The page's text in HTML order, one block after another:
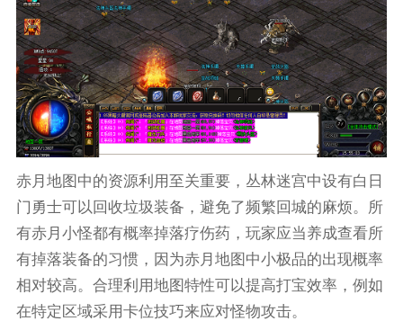
赤月地图中的资源利用至关重要，丛林迷宫中设有白日
门勇士可以回收垃圾装备，避免了频繁回城的麻烦。所
有赤月小怪都有概率掉落疗伤药，玩家应当养成查看所
有掉落装备的习惯，因为赤月地图中小极品的出现概率
相对较高。合理利用地图特性可以提高打宝效率，例如
在特定区域采用卡位技巧来应对怪物攻击。